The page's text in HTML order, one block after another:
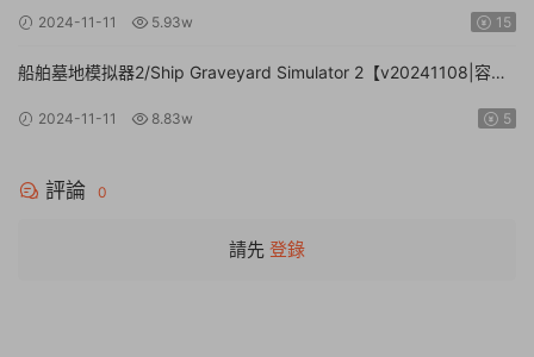
2024-11-11 5.93w 15
船舶墓地模拟器2/Ship Graveyard Simulator 2【v20241108|容量
2024-11-11 8.83w 5
評論 0
請先 登錄